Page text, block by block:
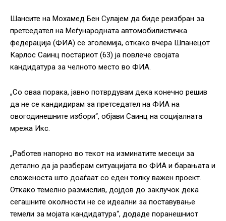
Шансите на Мохамед Бен Сулајем да биде реизбран за
претседател на Меѓународната автомобилистичка
федерација (ФИА) се зголемија, откако вчера Шпанецот
Карлос Саинц постариот (63) ја повлече својата
кандидатура за челното место во ФИА.
„Со оваа порака, јавно потврдувам дека конечно решив
да не се кандидирам за претседател на ФИА на
овогодинешните избори“, објави Саинц на социјалната
мрежа Икс.
„Работев напорно во текот на изминатите месеци за
детално да ја разберам ситуацијата во ФИА и барањата и
сложеноста што доаѓаат со еден толку важен проект.
Откако темелно размислив, дојдов до заклучок дека
сегашните околности не се идеални за поставување
темели за мојата кандидатура“, додаде поранешниот